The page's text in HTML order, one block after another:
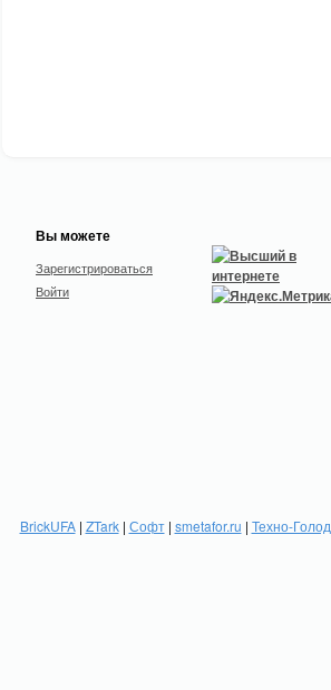
Вы можете
Зарегистрироваться
Войти
BrickUFA| ZTark| Софт| smetafor.ru | Техно-Голод